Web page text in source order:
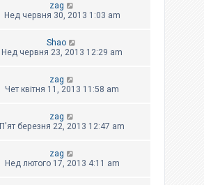
zag
Нед червня 30, 2013 1:03 am
Shao
Нед червня 23, 2013 12:29 am
zag
Чет квітня 11, 2013 11:58 am
zag
П'ят березня 22, 2013 12:47 am
zag
Нед лютого 17, 2013 4:11 am